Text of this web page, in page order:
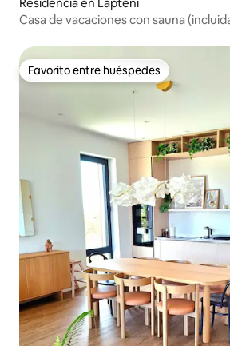
Casa de vacaciones con sauna
Favorito entre huéspedes
Favorito entre huéspedes